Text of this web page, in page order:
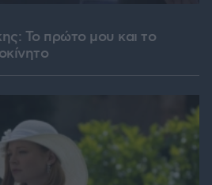
Το πρώτο μου και το